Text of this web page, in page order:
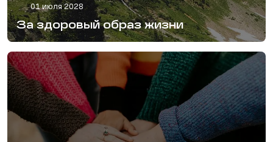
01 июля 2028
За здоровый образ жизни